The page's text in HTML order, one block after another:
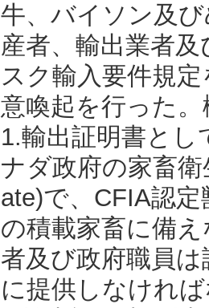
牛、バイソン及
産者、輸出業者
スク輸入要件規
意喚起を行った
1.輸出証明書と
ナダ政府の家畜
ate)で、CFIA認
の積載家畜に備
者及び政府職員
に提供しなけれ